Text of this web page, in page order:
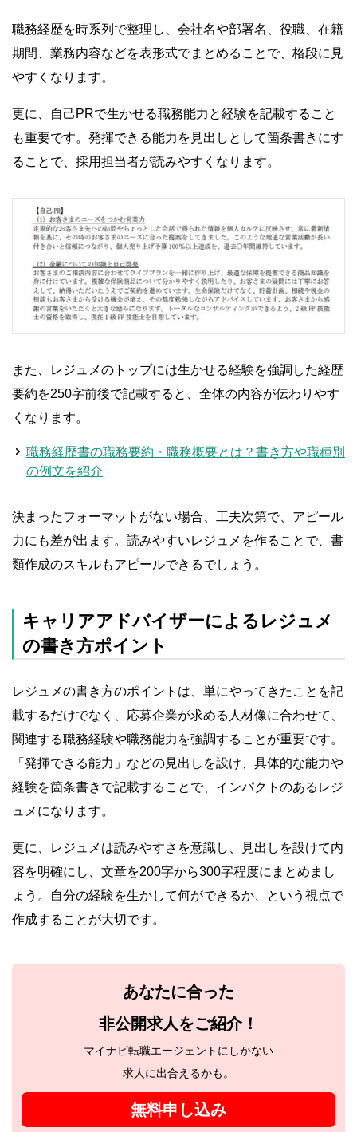
職務経歴を時系列で整理し、会社名や部署名、役職、在籍
期間、業務内容などを表形式でまとめることで、格段に見
やすくなります。
更に、自己PRで生かせる職務能力と経験を記載すること
も重要です。発揮できる能力を見出しとして箇条書きにす
ることで、採用担当者が読みやすくなります。
また、レジュメのトップには生かせる経験を強調した経歴
要約を250字前後で記載すると、全体の内容が伝わりやす
くなります。
職務経歴書の職務要約・職務概要とは？書き方や職種別
の例文を紹介
決まったフォーマットがない場合、工夫次第で、アピール
力にも差が出ます。読みやすいレジュメを作ることで、書
類作成のスキルもアピールできるでしょう。
キャリアアドバイザーによるレジュメ
の書き方ポイント
レジュメの書き方のポイントは、単にやってきたことを記
載するだけでなく、応募企業が求める人材像に合わせて、
関連する職務経験や職務能力を強調することが重要です。
「発揮できる能力」などの見出しを設け、具体的な能力や
経験を箇条書きで記載することで、インパクトのあるレジ
ュメになります。
更に、レジュメは読みやすさを意識し、見出しを設けて内
容を明確にし、文章を200字から300字程度にまとめまし
ょう。自分の経験を生かして何ができるか、という視点で
作成することが大切です。
あなたに合った
非公開求人をご紹介！
マイナビ転職エージェントにしかない
求人に出合えるかも。
無料申し込み